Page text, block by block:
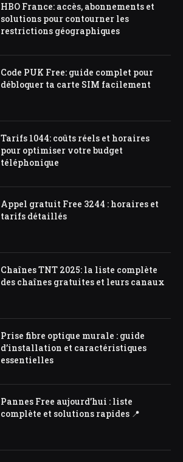
HBO France: accès, abonnements et
solutions pour contourner les
restrictions géographiques
Code PUK Free: guide complet pour
débloquer ta carte SIM facilement
Tarifs 1044: coûts réels et horaires
pour optimiser votre budget
téléphonique
Appel gratuit Free 3244 : horaires et
tarifs détaillés
Chaînes TNT 2025: la liste complète
des chaînes gratuites et leurs canaux
Prise fibre optique murale : guide
d’installation et caractéristiques
essentielles
Pannes Free aujourd’hui : liste
complète et solutions rapides 📍